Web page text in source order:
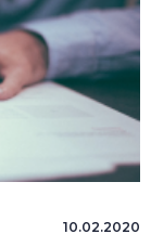
10.02.2020